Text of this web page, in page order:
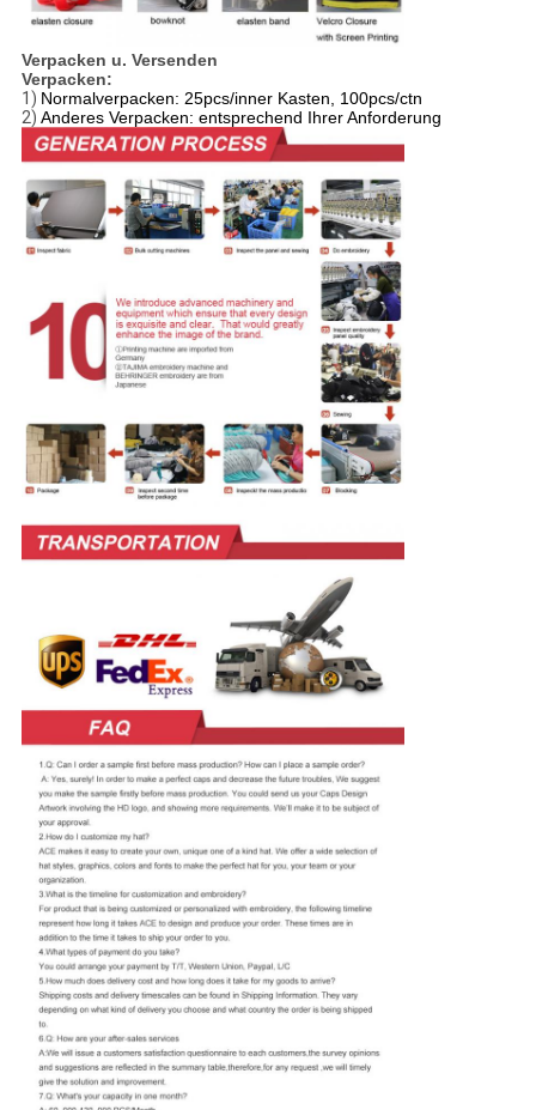
Verpacken u. Versenden
Verpacken:
1) Normalverpacken: 25pcs/inner Kasten, 100pcs/ctn
2) Anderes Verpacken: entsprechend Ihrer Anforderung